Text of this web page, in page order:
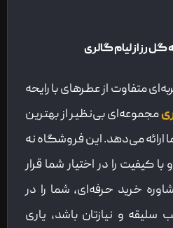
گل رز از لیام گالری
متفاوت از عطرهای با رایحه
مجموعه‌ای بی‌نظیر از بهترین
ارائه می‌دهد. این فروشگاه نه
کیفیت را در اختیار شما قرار
خرید حرفه‌ای، شما را در
و نیازتان باشد، یاری